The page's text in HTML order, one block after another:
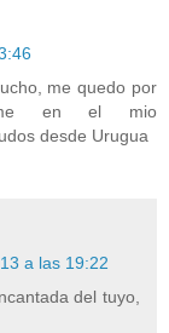
me quedo por
en el mio
desde Urugua
a las 19:22
del tuyo,